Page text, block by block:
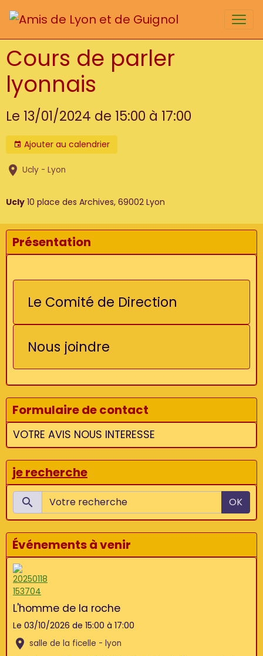
Cours de parler
lyonnais
Le 13/01/2024 de 15:00 à 17:00
Ajouter au calendrier
Ucly - Lyon
Ucly 10 place des Archives, 69002 Lyon
Présentation
Le Comité de Direction
Nous joindre
Formulaire de contact
VOTRE AVIS NOUS INTERESSE
je recherche
OK
Événements à venir
L'homme de la roche
Le 03/10/2026 de 15:00 à 17:00
salle de la ficelle - lyon